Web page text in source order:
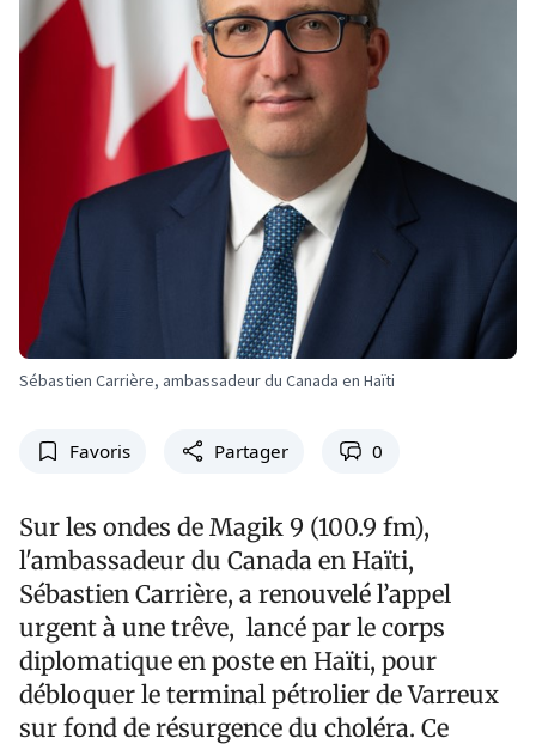
Sébastien Carrière, ambassadeur du Canada en Haïti
Favoris Partager 0
Sur les ondes de Magik 9 (100.9 fm),
l'ambassadeur du Canada en Haïti,
Sébastien Carrière, a renouvelé l’appel
urgent à une trêve, lancé par le corps
diplomatique en poste en Haïti, pour
débloquer le terminal pétrolier de Varreux
sur fond de résurgence du choléra. Ce